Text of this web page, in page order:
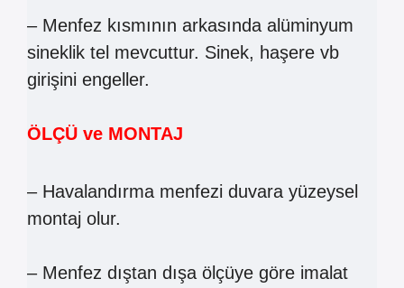
– Menfez kısmının arkasında alüminyum
sineklik tel mevcuttur. Sinek, haşere vb
girişini engeller.
ÖLÇÜ ve MONTAJ
– Havalandırma menfezi duvara yüzeysel
montaj olur.
– Menfez dıştan dışa ölçüye göre imalat